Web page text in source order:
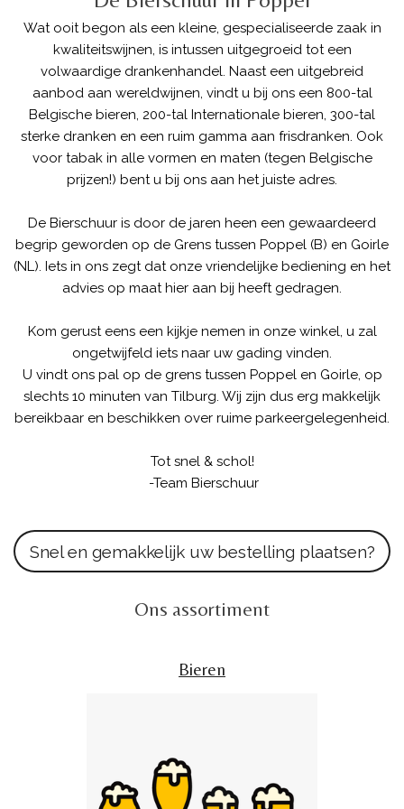
Wat ooit begon als een kleine, gespecialiseerde zaak in
kwaliteitswijnen, is intussen uitgegroeid tot een
volwaardige drankenhandel. Naast een uitgebreid
aanbod aan wereldwijnen, vindt u bij ons een 800-tal
Belgische bieren, 200-tal Internationale bieren, 300-tal
sterke dranken en een ruim gamma aan frisdranken. Ook
voor tabak in alle vormen en maten (tegen Belgische
prijzen!) bent u bij ons aan het juiste adres.
De Bierschuur is door de jaren heen een gewaardeerd
begrip geworden op de Grens tussen Poppel (B) en Goirle
(NL). Iets in ons zegt dat onze vriendelijke bediening en het
advies op maat hier aan bij heeft gedragen.
Kom gerust eens een kijkje nemen in onze winkel, u zal
ongetwijfeld iets naar uw gading vinden.
U vindt ons pal op de grens tussen Poppel en Goirle, op
slechts 10 minuten van Tilburg. Wij zijn dus erg makkelijk
bereikbaar en beschikken over ruime parkeergelegenheid.
Tot snel & schol!
-Team Bierschuur
Snel en gemakkelijk uw bestelling plaatsen?
Ons assortiment
Bieren